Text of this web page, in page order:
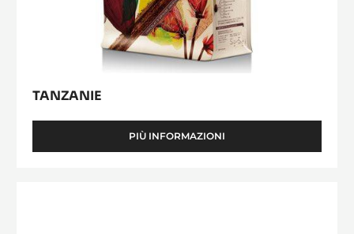
TANZANIE
PIÙ INFORMAZIONI
-